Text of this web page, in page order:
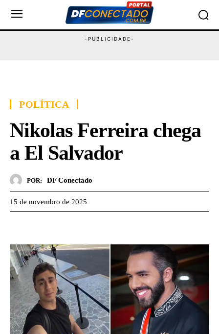
POLÍTICA
Nikolas Ferreira chega
a El Salvador
POR: DF Conectado
15 de novembro de 2025